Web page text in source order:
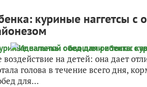
куриные наггетсы с
на детей: она дает
голова в течение всего дня,
для...